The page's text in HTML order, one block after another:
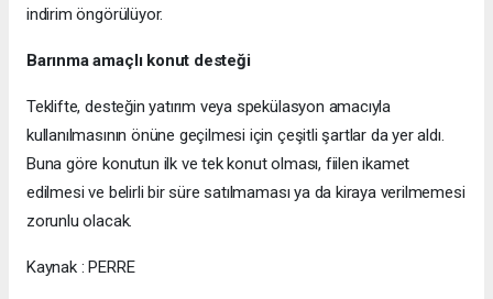
indirim öngörülüyor.
Barınma amaçlı konut desteği
Teklifte, desteğin yatırım veya spekülasyon amacıyla
kullanılmasının önüne geçilmesi için çeşitli şartlar da yer aldı.
Buna göre konutun ilk ve tek konut olması, fiilen ikamet
edilmesi ve belirli bir süre satılmaması ya da kiraya verilmemesi
zorunlu olacak.
Kaynak : PERRE